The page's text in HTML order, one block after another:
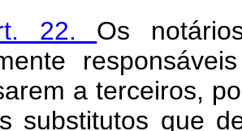
22. Os
a terceiros,
substitutos que